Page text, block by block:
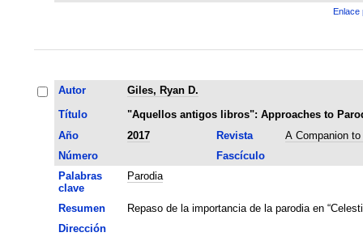
Enlace
Autor
Giles, Ryan D.
Título
"Aquellos antigos libros": Approaches to
Año
2017 Revista
A Companion
Número
Fascículo
Palabras
clave
Parodia
Resumen
Repaso de la importancia de la parodia en
Dirección